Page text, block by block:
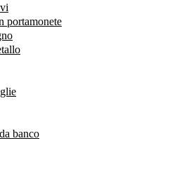
portamonete
banco